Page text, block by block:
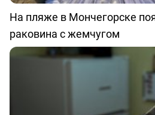
На пляже в Мончегорске
раковина с жемчугом